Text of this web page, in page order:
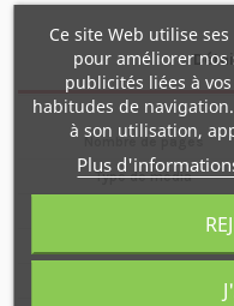
Nombre de pages
Type de média
Ce site Web utilise
pour améliorer nos
publicités liées à
habitudes de
à son utilisation,
Plus